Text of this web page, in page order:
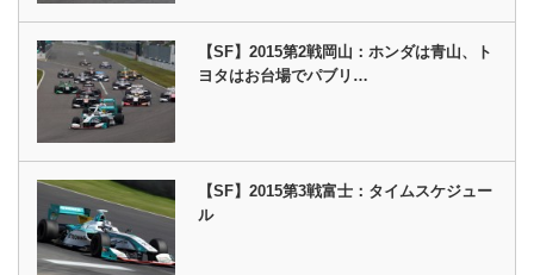
【SF】2015第2戦岡山：ホンダは青山、ト
ヨタはお台場でパブリ…
【SF】2015第3戦富士：タイムスケジュー
ル